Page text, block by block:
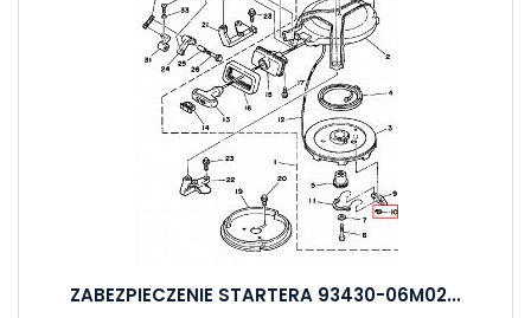
ZABEZPIECZENIE STARTERA 93430-06M02...